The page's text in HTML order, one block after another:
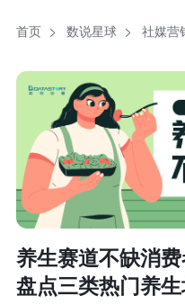
首页 数说星球 社媒营
养生赛道不缺消
盘点三类热门养